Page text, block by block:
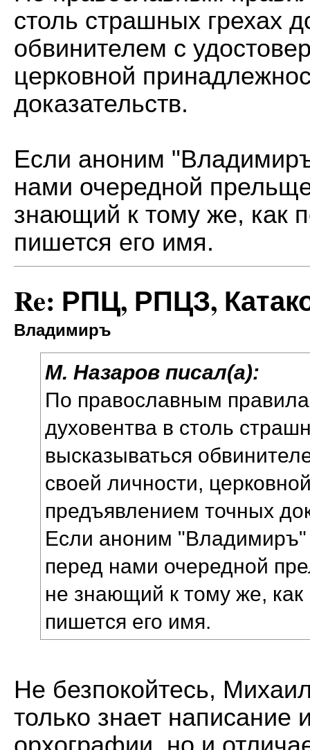
столь страшных грехах
обвинителем с
церковной
доказательств.
Если аноним
нами очередной
знающий к тому же, как
пишется его имя.
Re: РПЦ, РПЦЗ,
Владимиръ
М. Назаров писал(а):
По православным
духовентва в столь
высказываться
своей личности,
предъявлением точных
Если аноним "Владимиръ"
перед нами очередной
не знающий к тому же,
пишется его имя.
Не безпокойтесь,
только знает